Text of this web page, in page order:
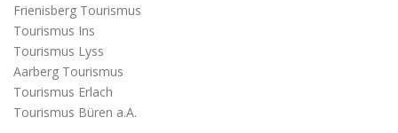
Frienisberg Tourismus
Tourismus Ins
Tourismus Lyss
Aarberg Tourismus
Tourismus Erlach
Tourismus Büren a.A.